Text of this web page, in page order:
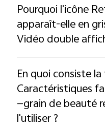
Pourquoi l'icône
apparaît-elle en
Vidéo double
En quoi consiste
Caractéristiques
—grain de beauté
l'utiliser ?